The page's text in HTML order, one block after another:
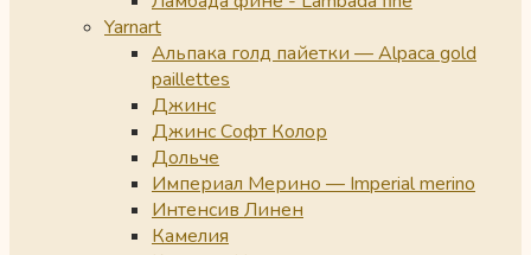
Yarnart
Альпака голд пайетки — Alpaca gold
paillettes
Джинс
Джинс Софт Колор
Дольче
Империал Мерино — Imperial merino
Интенсив Линен
Камелия